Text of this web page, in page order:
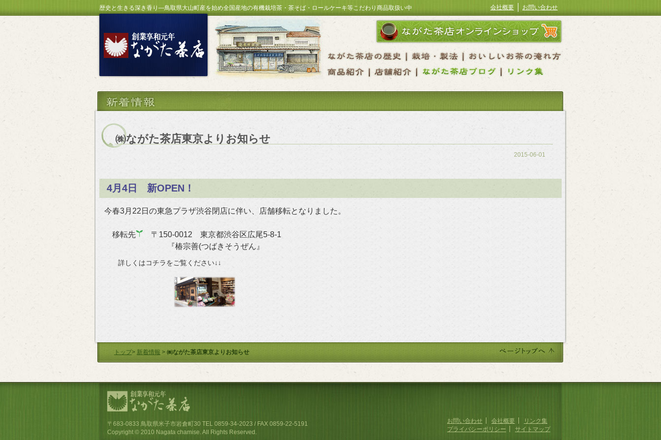
歴史と生きる深き香り―鳥取県大山町産を始め全国産地の有機栽培茶・茶そば・ロールケーキ等こだわり商品取扱い中 お問い合わせ
会社概要
㈱ながた茶店東京よりお知らせ
2015-06-01
4月4日 新OPEN！
今春3月22日の東急プラザ渋谷閉店に伴い、店舗移転となりました。
移転先
〒150-0012 東京都渋谷区広尾5-8-1
『椿宗善(つばきそうぜん』
詳しくはコチラをご覧ください↓↓
トップ> 新着情報 > ㈱ながた茶店東京よりお知らせ
〒683-0833 鳥取県米子市岩倉町30 TEL 0859-34-2023 / FAX 0859-22-5191
Copyright © 2010 Nagata chamise. All Rights Reserved.
お問い合わせ 会社概要
リンク集
プライバシーポリシー
サイトマップ